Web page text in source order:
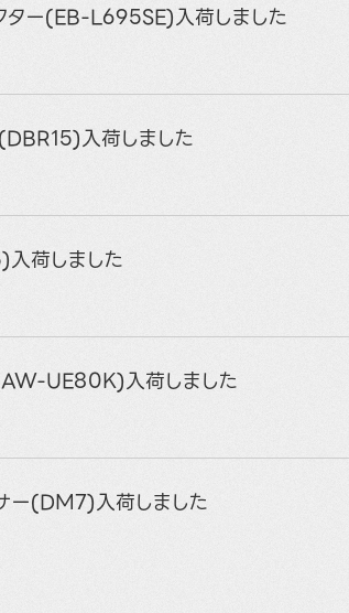
ー(EB-L695SE)入荷しました
入荷しました
荷しました
UE80K)入荷しました
(DM7)入荷しました